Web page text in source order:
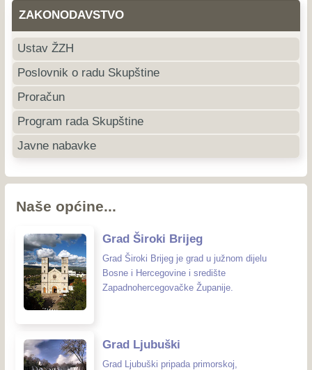
ZAKONODAVSTVO
Ustav ŽZH
Poslovnik o radu Skupštine
Proračun
Program rada Skupštine
Javne nabavke
Naše općine...
Grad Široki Brijeg
Grad Široki Brijeg je grad u južnom dijelu
Bosne i Hercegovine i središte
Zapadnohercegovačke Županije.
Grad Ljubuški
Grad Ljubuški pripada primorskoj,